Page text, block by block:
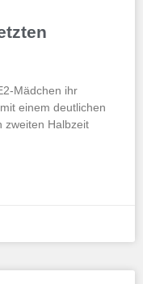
Mädchen ihr
einem deutlichen
zweiten Halbzeit